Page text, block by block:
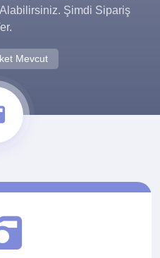
Şimdi Sipariş
Mevcut